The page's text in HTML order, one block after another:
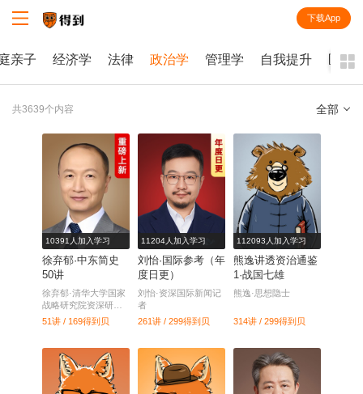
下载App
亲子 经济学 法律 政治学 管理学 自我提升 医学
共3639个内容 全部
全部
课程
每天听本书
电子书
10391人加入学习
徐弃郁·中东简史
50讲
徐弃郁·清华大学国家
战略研究院资深研究
员
51讲 / 169得到贝
11204人加入学习
刘怡·国际参考（年
度日更）
刘怡·资深国际新闻记
者
261讲 / 299得到贝
112093人加入学习
熊逸讲透资治通鉴
1·战国七雄
熊逸·思想隐士
314讲 / 299得到贝